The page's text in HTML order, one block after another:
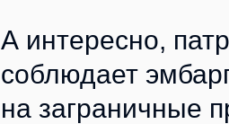
А интересно,
соблюдает
на заграничные